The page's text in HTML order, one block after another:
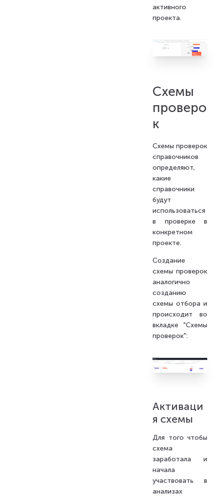
активного
проекта.
Схемы
проверо
к
Схемы проверок
справочников
определяют,
какие
справочники
будут
использоваться
в проверке в
конкретном
проекте.
Создание
схемы проверок
аналогично
созданию
схемы отбора и
происходит во
вкладке "Схемы
проверок":
Активаци
я схемы
Для того чтобы
схема
заработала и
начала
участвовать в
анализах